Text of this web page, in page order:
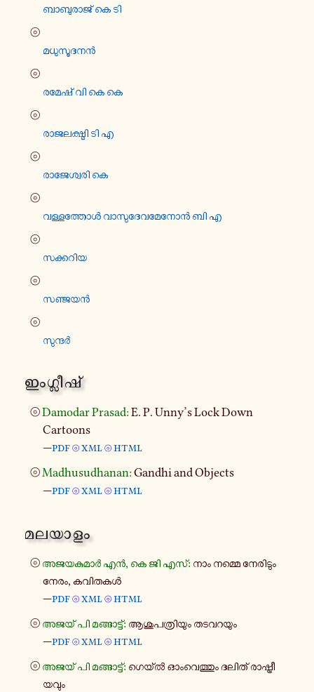
ബാ​ബു​രാ​ജ് കെ ടി
⦾
മധു​സൂ​ദ​നൻ
⦾
രമേഷ് വി കെ കെ
⦾
രാ​ജ​ല​ക്ഷ്മി ടി എ
⦾
രാ​ജേ​ശ്വ​രി കെ
⦾
വള്ള​ത്തോൾ വാ​സു​ദേ​വ​മേ​നോൻ ബി എ
⦾
സക്ക​റിയ
⦾
സഞ്ജ​യൻ
⦾
സു​ന്ദർ
ഇം​ഗ്ലീ​ഷ്
⦾Damodar Prasad: E. P. Unny’s Lock Down
Cartoons
—pdf ⦾ xml ⦾ html
⦾ Madhusudhanan: Gandhi and Objects
—pdf ⦾ xml ⦾ html
മല​യാ​ളം
⦾ അജ​യ​കു​മാർ എൻ, കെ ജി എസ്: നാം നമ്മെ നേ​രി​ടും
നേരം, കവി​ത​കൾ
—pdf ⦾ xml ⦾ html
⦾ അജയ് പി മങ്ങാ​ട്ട്: ആശു​പ​ത്രി​യും തട​വ​റ​യും
—pdf ⦾ xml ⦾ html
⦾ അജയ് പി മങ്ങാ​ട്ട്: ഗെയ്ൽ ഓം​വെ​ത്തും ദലിത് രാ​ഷ്ട്രീ​
യ​വും